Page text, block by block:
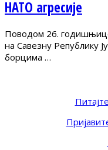
НАТО агресије
Поводом 26.
на Савезну Републику
борцима …